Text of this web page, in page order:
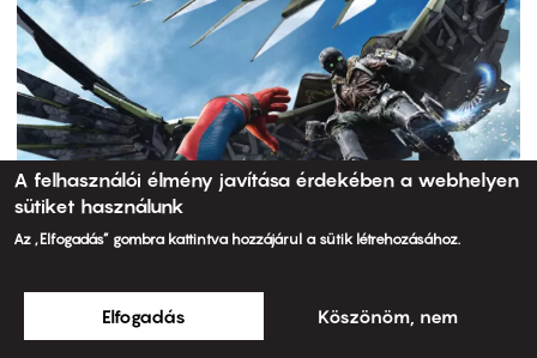
A felhasználói élmény javítása érdekében a webhelyen
sütiket használunk
Az „Elfogadás” gombra kattintva hozzájárul a sütik létrehozásához.
Elfogadás Köszönöm, nem